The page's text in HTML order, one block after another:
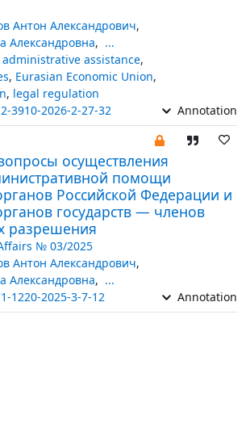
Антон Александрович,
Александровна, ...
assistance,
, Eurasian Economic Union,
, legal regulation
3910-2026-2-27-32 Annotation
осуществления
помощи
Российской Федерации и
государств — членов
разрешения
№ 03/2025
Антон Александрович,
Александровна, ...
1220-2025-3-7-12 Annotation